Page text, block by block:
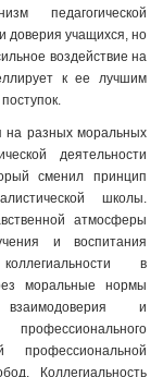
педагогической
доверия учащихся, но
воздействие на
к ее лучшим
на разных моральных
деятельности
сменил принцип
школы.
атмосферы
и воспитания
в
моральные нормы
и
профессиональной
Коллегиальность